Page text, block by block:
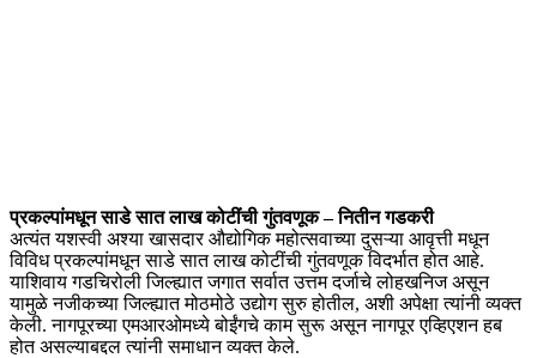
प्रकल्पांमधून साडे सात लाख कोटींची गुंतवणूक – नितीन गडकरी
अत्यंत यशस्वी अश्या खासदार औद्योगिक महोत्सवाच्या दुसऱ्या आवृत्ती मधून
विविध प्रकल्पांमधून साडे सात लाख कोटींची गुंतवणूक विदर्भात होत आहे.
याशिवाय गडचिरोली जिल्ह्यात जगात सर्वात उत्तम दर्जाचे लोहखनिज असून
यामुळे नजीकच्या जिल्ह्यात मोठमोठे उद्योग सुरु होतील, अशी अपेक्षा त्यांनी व्यक्त
केली. नागपूरच्या एमआरओमध्ये बोईंगचे काम सुरू असून नागपूर एव्हिएशन हब
होत असल्याबद्दल त्यांनी समाधान व्यक्त केले.